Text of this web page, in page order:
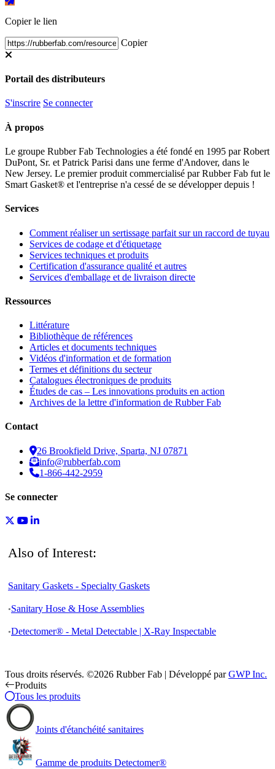
Copier le lien
Copier
Portail des distributeurs
S'inscrire Se connecter
À propos
Le groupe Rubber Fab Technologies a été fondé en 1995 par Robert
DuPont, Sr. et Patrick Parisi dans une ferme d'Andover, dans le
New Jersey. Le premier produit commercialisé par Rubber Fab fut le
Smart Gasket® et l'entreprise n'a cessé de se développer depuis !
Services
Comment réaliser un sertissage parfait sur un raccord de tuyau
Services de codage et d'étiquetage
Services techniques et produits
Certification d'assurance qualité et autres
Services d'emballage et de livraison directe
Ressources
Littérature
Bibliothèque de références
Articles et documents techniques
Vidéos d'information et de formation
Termes et définitions du secteur
Catalogues électroniques de produits
Études de cas – Les innovations produits en action
Archives de la lettre d'information de Rubber Fab
Contact
26 Brookfield Drive, Sparta, NJ 07871
info@rubberfab.com
1-866-442-2959
Se connecter
Also of Interest:
Sanitary Gaskets - Specialty Gaskets
Sanitary Hose & Hose Assemblies
Detectomer® - Metal Detectable | X-Ray Inspectable
Tous droits réservés. ©2026 Rubber Fab | Développé parGWP Inc.
Produits
Tous les produits
Joints d'étanchéité sanitaires
Gamme de produits Detectomer®